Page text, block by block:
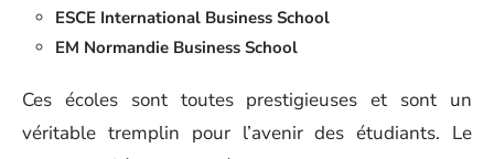
ESCE International Business School
EM Normandie Business School
Ces écoles sont toutes prestigieuses et sont un
véritable tremplin pour l’avenir des étudiants. Le